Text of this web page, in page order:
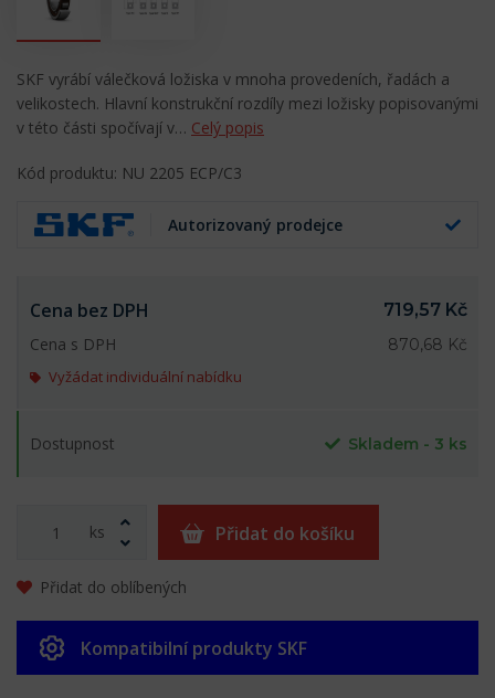
SKF vyrábí válečková ložiska v mnoha provedeních, řadách a
velikostech. Hlavní konstrukční rozdíly mezi ložisky popisovanými
v této části spočívají v… Celý popis
Kód produktu: NU 2205 ECP/C3
Autorizovaný prodejce
Cena bez DPH
719,57 Kč
Cena s DPH
870,68 Kč
Vyžádat individuální nabídku
Dostupnost Skladem - 3 ks
ks Přidat do košíku
Přidat do oblíbených
Kompatibilní produkty SKF